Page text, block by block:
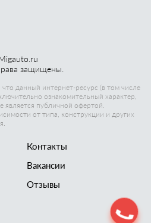
защищены.
данный интернет-ресурс (в том числе
ознакомительный характер,
является публичной офертой.
от типа, конструкции и других
Контакты
Вакансии
Отзывы